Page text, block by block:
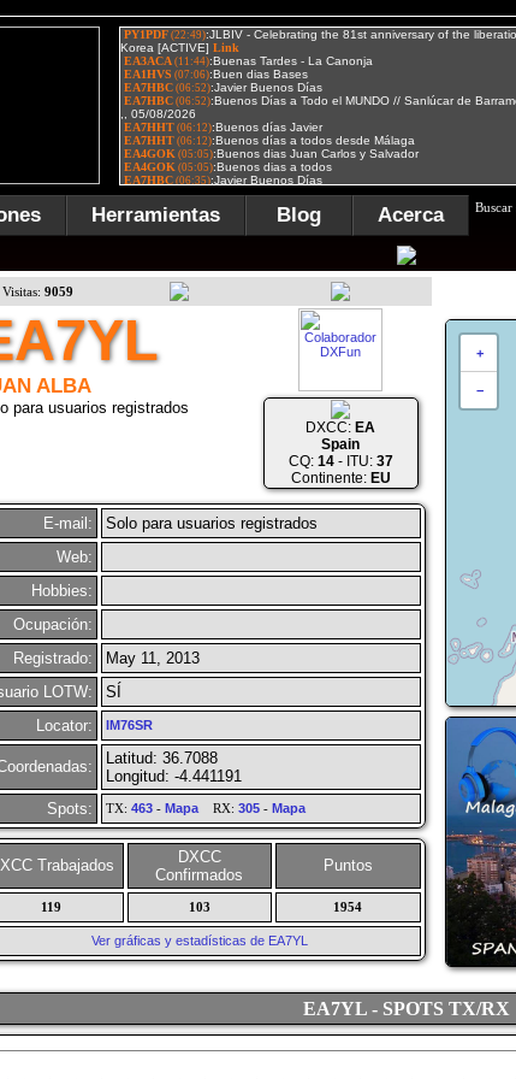
Herramientas Blog Acerca Buscar
Visitas: 9059
+
−
ALBA
para usuarios registrados
DXCC: EA
Spain
CQ: 14- ITU: 37
Continente: EU
E-mail:
Solo para usuarios registrados
Web:
Hobbies:
Ocupación:
Registrado:
May 11, 2013
LOTW:
SÍ
Locator:
IM76SR
Latitud: 36.7088
Longitud: -4.441191
Spots:
TX: 463- MapaRX: 305- Mapa
Trabajados
DXCC
Confirmados
Puntos
119 103 1954
Ver gráficas y estadísticas de EA7YL
EA7YL - SPOTS TX/RX